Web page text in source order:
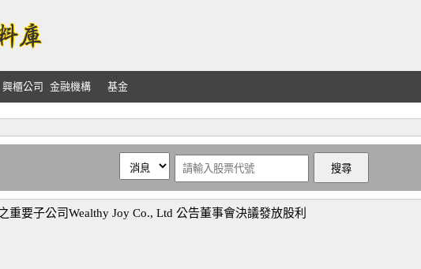
興櫃公司 金融機構 基金
重要子公司Wealthy Joy Co., Ltd 公告董事會決議發放股利